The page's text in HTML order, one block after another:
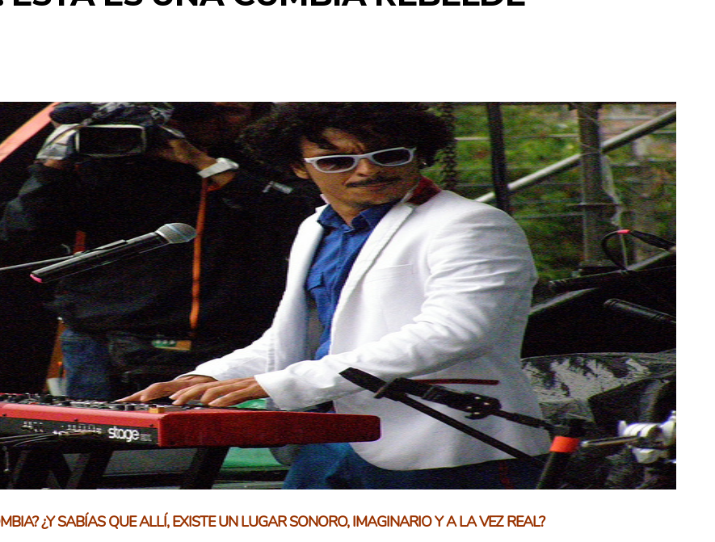
¿Y SABÍAS QUE ALLÍ, EXISTE UN LUGAR SONORO, IMAGINARIO Y A LA VEZ REAL?